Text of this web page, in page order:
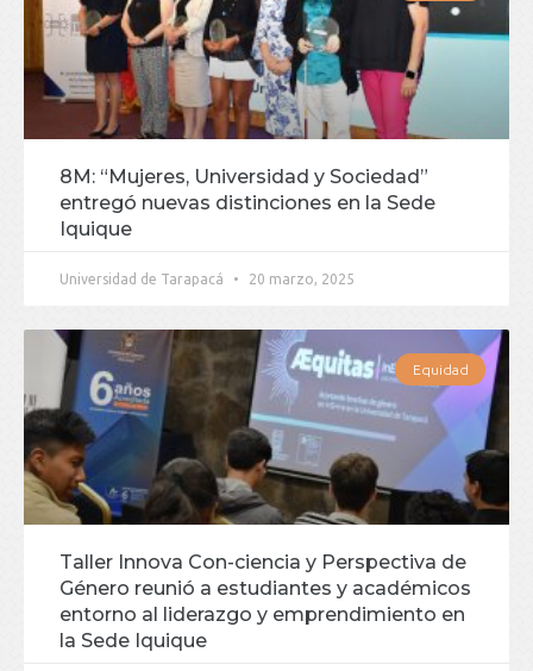
8M: “Mujeres, Universidad y Sociedad”
entregó nuevas distinciones en la Sede
Iquique
Universidad de Tarapacá 20 marzo, 2025
Equidad
Taller Innova Con-ciencia y Perspectiva de
Género reunió a estudiantes y académicos
entorno al liderazgo y emprendimiento en
la Sede Iquique